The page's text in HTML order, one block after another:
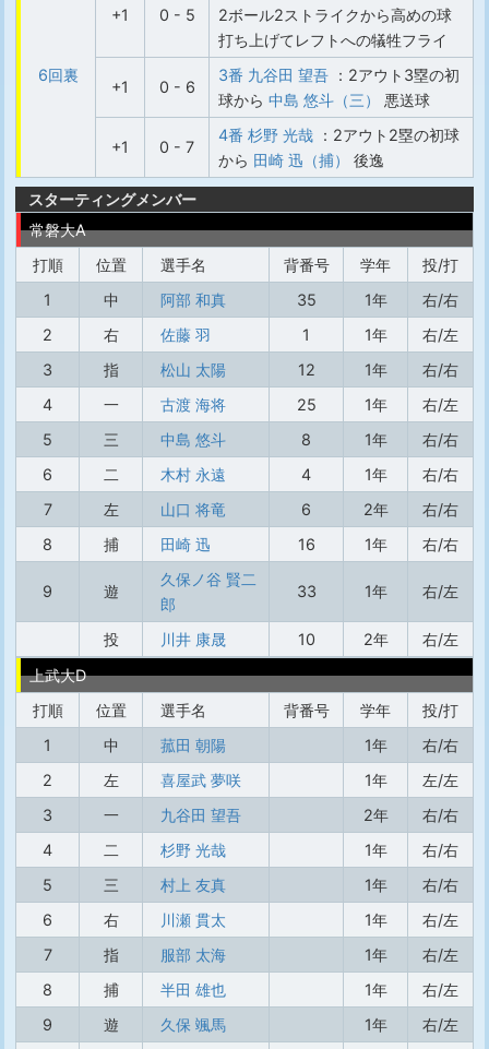
6回裏
+1 0 - 5
2ボール2ストライクから高めの球
打ち上げてレフトへの犠牲フライ
+1 0 - 6
3番 九谷田 望吾 ：2アウト3塁の初
球から 中島 悠斗（三） 悪送球
+1 0 - 7
4番 杉野 光哉 ：2アウト2塁の初球
から 田崎 迅（捕） 後逸
スターティングメンバー
常磐大A
打順
位置 選手名 背番号 学年
投/打
1
中 阿部 和真 35 1年
右/右
2
右 佐藤 羽 1 1年
右/左
3
指 松山 太陽 12 1年
右/右
4
一 古渡 海将 25 1年
右/左
5
三 中島 悠斗 8 1年
右/右
6
二 木村 永遠 4 1年
右/右
7
左 山口 将竜 6 2年
右/右
8
捕 田崎 迅 16 1年 右/右
9 遊
久保ノ谷 賢二
郎
33 1年 右/左
投 川井 康晟 10 2年
右/左
上武大D
打順
位置 選手名 背番号 学年
投/打
1
中 菰田 朝陽 1年
右/右
2
左 喜屋武 夢咲 1年
左/左
3
一 九谷田 望吾 2年
右/右
4
二 杉野 光哉 1年
右/右
5
三 村上 友真 1年
右/右
6
右 川瀬 貫太 1年
右/左
7
指 服部 太海 1年
右/左
8
捕 半田 雄也 1年
右/左
9
遊 久保 颯馬 1年
右/左